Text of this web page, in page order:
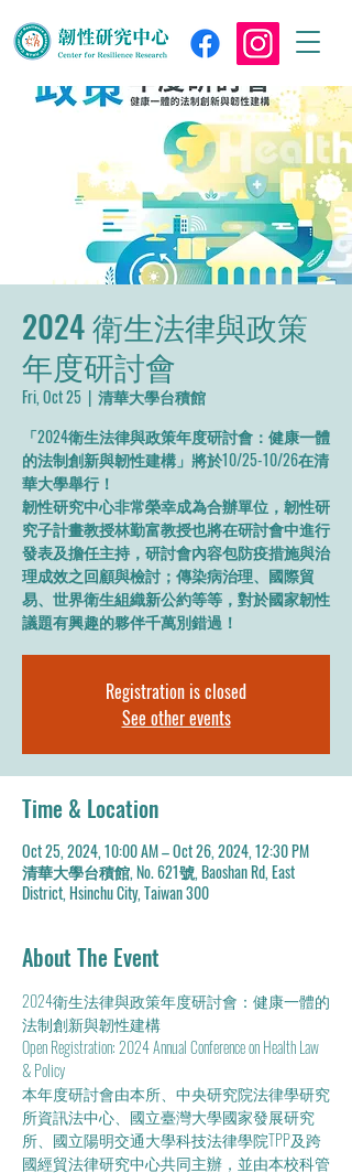
2024 衛生法律與政策
年度研討會
Fri, Oct 25
  |
清華大學台積館
「2024衛生法律與政策年度研討會：健康一體
的法制創新與韌性建構」將於10/25-10/26在清
華大學舉行！
韌性研究中心非常榮幸成為合辦單位，韌性研
究子計畫教授林勤富教授也將在研討會中進行
發表及擔任主持，研討會內容包防疫措施與治
理成效之回顧與檢討；傳染病治理、國際貿
易、世界衛生組織新公約等等，對於國家韌性
議題有興趣的夥伴千萬別錯過！
Registration is closed
See other events
Time & Location
Oct 25, 2024, 10:00 AM – Oct 26, 2024, 12:30 PM
清華大學台積館, No. 621號, Baoshan Rd, East
District, Hsinchu City, Taiwan 300
About The Event
2024衛生法律與政策年度研討會：健康一體的
法制創新與韌性建構
Open Registration: 2024 Annual Conference on Health Law
& Policy
本年度研討會由本所、中央研究院法律學研究
所資訊法中心、國立臺灣大學國家發展研究
所、國立陽明交通大學科技法律學院TPP及跨
國經貿法律研究中心共同主辦，並由本校科管